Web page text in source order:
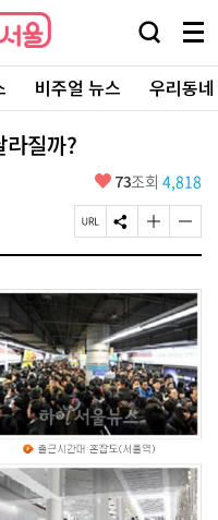
검
창
열
기
메
뉴
전
체
보
비주얼 뉴스 우리동
질까?
좋
요
73조회 4,818
페
이
U
R
L
복
사
S
N
공
유
하
기
글
자
기
크
게
변
경
하
기
글
자
기
작
게
변
경
하
기